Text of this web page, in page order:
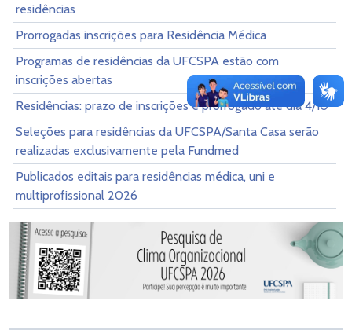
residências
Prorrogadas inscrições para Residência Médica
Programas de residências da UFCSPA estão com
inscrições abertas
Residências: prazo de inscrições é prorrogado até dia 4/10
Seleções para residências da UFCSPA/Santa Casa serão
realizadas exclusivamente pela Fundmed
Publicados editais para residências médica, uni e
multiprofissional 2026